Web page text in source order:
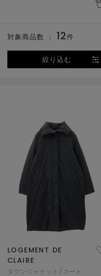
絞り込む
対象商品数 ： 12件
LOGEMENT DE
CLAIRE
ダウンジャケット/コート